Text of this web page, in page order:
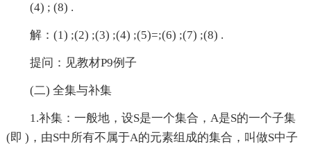
(4) ; (8) .
解：(1) ;(2) ;(3) ;(4) ;(5)=;(6) ;(7) ;(8) .
提问：见教材P9例子
(二) 全集与补集
1.补集：一般地，设S是一个集合，A是S的一个子集
(即 )，由S中所有不属于A的元素组成的集合，叫做S中子